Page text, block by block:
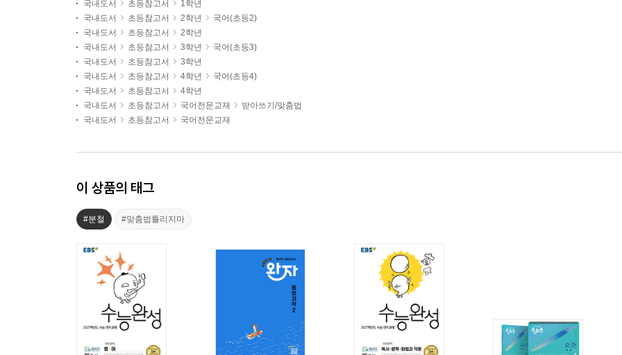
국내도서
초등참고서
1학년
국내도서
초등참고서 2학년
국어(초등2)
국내도서
초등참고서
2학년
국내도서
초등참고서 3학년
국어(초등3)
국내도서
초등참고서
3학년
국내도서
초등참고서 4학년
국어(초등4)
국내도서
초등참고서
4학년
국내도서
초등참고서 국어전문교재
받아쓰기/맞춤법
국내도서
초등참고서 국어전문교재
이 상품의 태그
#분철 #맞춤법틀리지마